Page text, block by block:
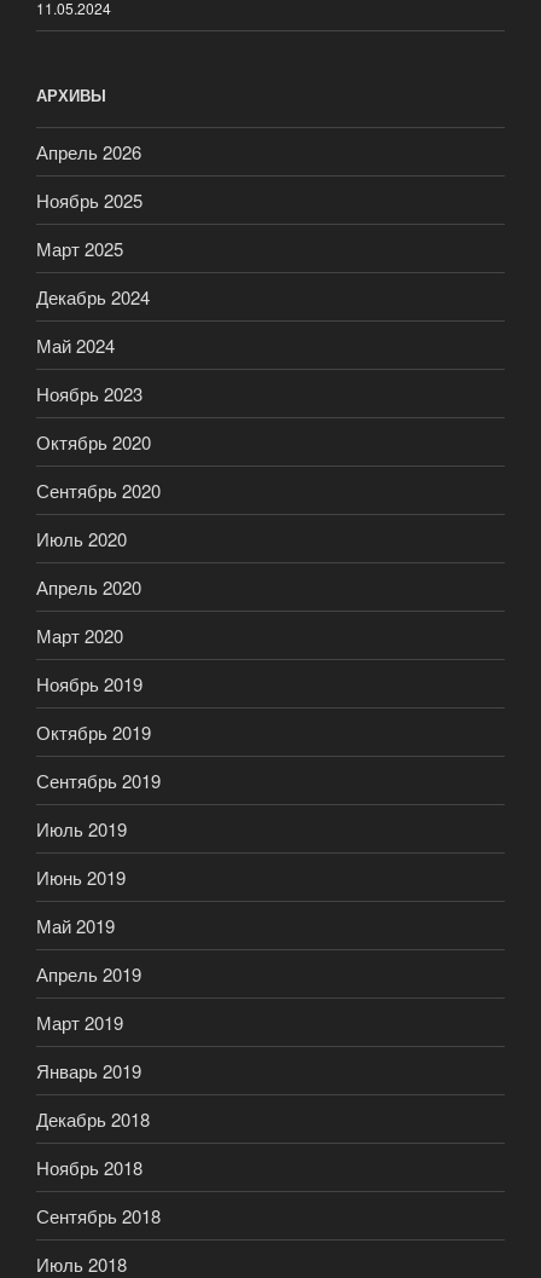
11.05.2024
АРХИВЫ
Апрель 2026
Ноябрь 2025
Март 2025
Декабрь 2024
Май 2024
Ноябрь 2023
Октябрь 2020
Сентябрь 2020
Июль 2020
Апрель 2020
Март 2020
Ноябрь 2019
Октябрь 2019
Сентябрь 2019
Июль 2019
Июнь 2019
Май 2019
Апрель 2019
Март 2019
Январь 2019
Декабрь 2018
Ноябрь 2018
Сентябрь 2018
Июль 2018